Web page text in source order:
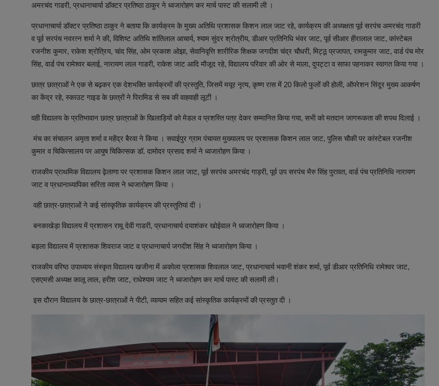
अमरचंद गाडरी, प्रधानाचार्या डॉक्टर प्रतिष्ठा ठाकुर ने ध्वजारोहण कर मार्च पास्ट की सलामी ली ।
प्रधानाचार्या डॉक्टर प्रतिष्ठा ठाकुर ने बताया कि कार्यक्रम के मुख्य अतिथि प्रशासक किशन लाल जाट रहे, कार्यक्रम की अध्यक्षता पूर्व सरपंच अमरचंद गाडरी
व पूर्व सरपंच नवरत्न शर्मा ने की, विशिष्ट अतिथि शांतिलाल आचार्य, श्याम सुंदर श्रोत्रीय, डीआर प्रतिनिधि भंवर जाट, पूर्व सीआर हीरालाल जाट, कांस्टेबल
रजनीश कुमार, राकेश श्रोत्रिय, चांद सिंह, ओम प्रकाश ओझा, सेवानिवृत्ति शारीरिक शिक्षक जगदीश चंद्र चौधरी, मिट्ठू प्रजापत, रामकुमार जाट, वार्ड पंच मोर
सिंह, वार्ड पंच रामेश्वर बलाई, नारायण लाल गाडरी, राकेश जाट आदि मौजूद रहे, विद्यालय परिवार की ओर से माला, दुपट्टा व साफा पहनाकर स्वागत किया गया ।
छात्र छात्राओं ने एक से बढ़कर एक देशभक्ति कार्यक्रमों की प्रस्तुति, जिसमें मयूर नृत्य, कृष्ण रास में 20 किलो फुलों की होली, ऑपरेशन सिंदूर मुख्य आकर्षण
का केंद्र रहे, स्काउट गाइड के छात्रों ने पिरामिड से सब की वाहवाही लूटी ।
वही विद्यालय के प्रतिभावान छात्र छात्राओं के खिलाड़ियों को मेडल व प्रशस्ति पत्र देकर सम्मानित किया गया, सभी को मतदान जागरूकता की शपथ दिलाई ।
मंच का संचालन अमृता शर्मा व महेंद्र बैरवा ने किया । सवाईपुर ग्राम पंचायत मुख्यालय पर प्रशासक किशन लाल जाट, पुलिस चौकी पर कांस्टेबल रजनीश
कुमार व चिकित्सालय पर आयुष चिकित्सक डॉ. दामोदर प्रसाद शर्मा ने ध्वजारोहण किया ।
राजकीय प्राथमिक विद्यालय ढ़ेलाणा पर प्रशासक किशन लाल जाट, पूर्व सरपंच अमरचंद गाड़री, पूर्व उप सरपंच भैरु सिंह पुरावत, वार्ड पंच प्रतिनिधि नारायण
जाट व प्रधानाध्यापिका सरिता व्यास ने ध्वजारोहण किया ।
वही छात्र-छात्राओं ने कई सांस्कृतिक कार्यक्रम की प्रस्तुतियां दी ।
बनकाखेड़ा विद्यालय में प्रशासन रामू देवी गाडरी, प्रधानाचार्य दयाशंकर खोईवाल ने ध्वजारोहण किया ।
बड़ला विद्यालय में प्रशासक शिवराज जाट व प्रधानाचार्य जगदीश सिंह ने ध्वजारोहण किया ।
राजकीय वरिष्ठ उपाध्याय संस्कृत विद्यालय खजीना में अकोला प्रशासक शिवलाल जाट, प्रधानाचार्य भवानी शंकर शर्मा, पूर्व डीआर प्रतिनिधि रामेश्वर जाट,
एसएमसी अध्यक्ष कालू लाल, हरीश जाट, राधेश्याम जाट ने ध्वजारोहण कर मार्च पास्ट की सलामी ली।
इस दौरान विद्यालय के छात्र-छात्राओं ने पीटी, व्यायाम सहित कई सांस्कृतिक कार्यक्रमों की प्रस्तुत दी ।